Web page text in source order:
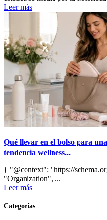
Leer más
Qué llevar en el bolso para
tendencia wellness...
{ "@context": "https://
"Organization", ...
Leer más
Categorías